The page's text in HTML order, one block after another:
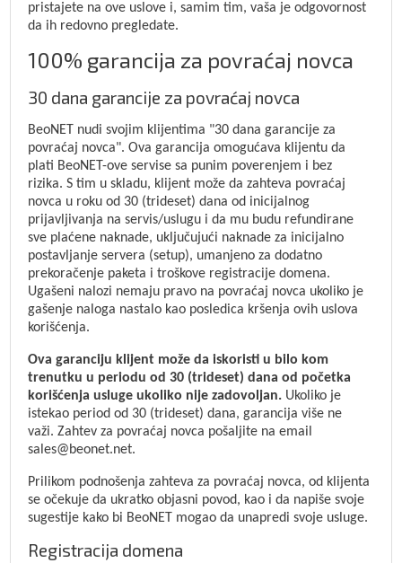
pristajete na ove uslove i, samim tim, vaša je odgovornost
da ih redovno pregledate.
100% garancija za povraćaj novca
30 dana garancije za povraćaj novca
BeoNET nudi svojim klijentima "30 dana garancije za
povraćaj novca". Ova garancija omogućava klijentu da
plati BeoNET-ove servise sa punim poverenjem i bez
rizika. S tim u skladu, klijent može da zahteva povraćaj
novca u roku od 30 (trideset) dana od inicijalnog
prijavljivanja na servis/uslugu i da mu budu refundirane
sve plaćene naknade, uključujući naknade za inicijalno
postavljanje servera (setup), umanjeno za dodatno
prekoračenje paketa i troškove registracije domena.
Ugašeni nalozi nemaju pravo na povraćaj novca ukoliko je
gašenje naloga nastalo kao posledica kršenja ovih uslova
korišćenja.
Ova garanciju klijent može da iskoristi u bilo kom
trenutku u periodu od 30 (trideset) dana od početka
korišćenja usluge ukoliko nije zadovoljan. Ukoliko je
istekao period od 30 (trideset) dana, garancija više ne
važi. Zahtev za povraćaj novca pošaljite na email
sales@beonet.net.
Prilikom podnošenja zahteva za povraćaj novca, od klijenta
se očekuje da ukratko objasni povod, kao i da napiše svoje
sugestije kako bi BeoNET mogao da unapredi svoje usluge.
Registracija domena